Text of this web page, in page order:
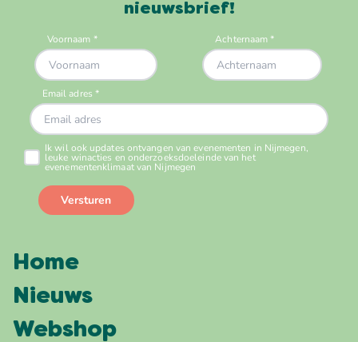
nieuwsbrief!
Home
Nieuws
Webshop